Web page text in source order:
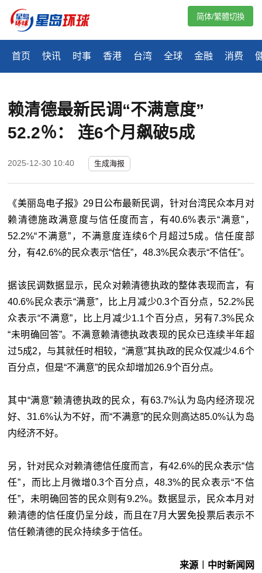
首页 快讯 时事 香港 台湾 全球 金融 消费
简体/繁體切換
赖清德最新民调“不满意度”
52.2％： 连6个月飙破5成
2025-12-30 10:40 生成海报
《美丽岛电子报》29日公布最新民调，针对台湾民众本月对
赖清德施政满意度与信任度而言，有40.6%表示“满意”，
52.2%“不满意”，不满意度连续6个月超过5成。信任度部
分，有42.6%的民众表示“信任”，48.3%民众表示“不信任”。
据该民调数据显示，民众对赖清德执政的整体表现而言，有
40.6%民众表示“满意”，比上月减少0.3个百分点，52.2%民
众表示“不满意”，比上月减少1.1个百分点，另有7.3%民众
“未明确回答”。不满意赖清德执政表现的民众已连续半年超
过5成2，与其就任时相较，“满意”其执政的民众仅减少4.6个
百分点，但是“不满意”的民众却增加26.9个百分点。
其中“满意”赖清德执政的民众，有63.7%认为岛内经济现况
好、31.6%认为不好，而“不满意”的民众则高达85.0%认为岛
内经济不好。
另，针对民众对赖清德信任度而言，有42.6%的民众表示“信
任”，而比上月微增0.3个百分点，48.3%的民众表示“不信
任”，未明确回答的民众则有9.2%。数据显示，民众本月对
赖清德的信任度仍呈分歧，而且在7月大罢免投票后表示不
信任赖清德的民众持续多于信任。
来源︱中时新闻网